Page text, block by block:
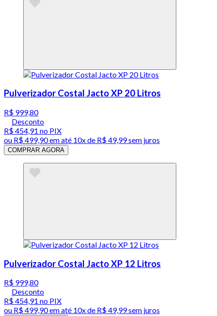
Pulverizador Costal Jacto XP 20 Litros
R$ 999,80
Desconto
R$ 454,91 no PIX
ou R$ 499,90em até 10x de R$ 49,99 sem juros
COMPRAR AGORA
Pulverizador Costal Jacto XP 12 Litros
R$ 999,80
Desconto
R$ 454,91 no PIX
ou R$ 499,90em até 10x de R$ 49,99 sem juros